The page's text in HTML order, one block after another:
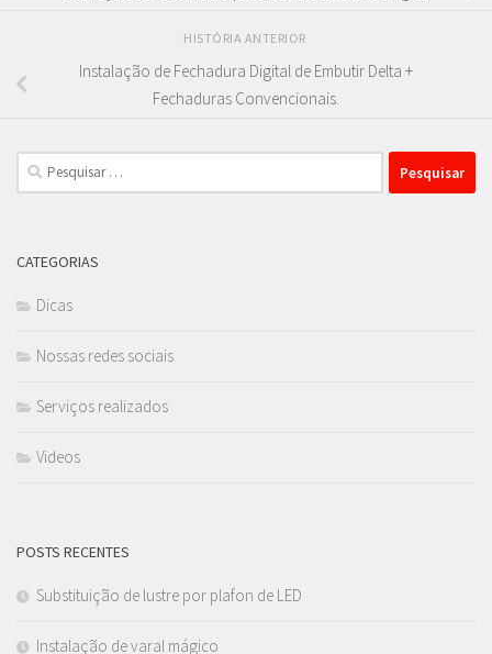
HISTÓRIA ANTERIOR
Instalação de Fechadura Digital de Embutir Delta +
Fechaduras Convencionais.
Pesquisar
por:
CATEGORIAS
Dicas
Nossas redes sociais
Serviços realizados
Videos
POSTS RECENTES
Substituição de lustre por plafon de LED
Instalação de varal mágico